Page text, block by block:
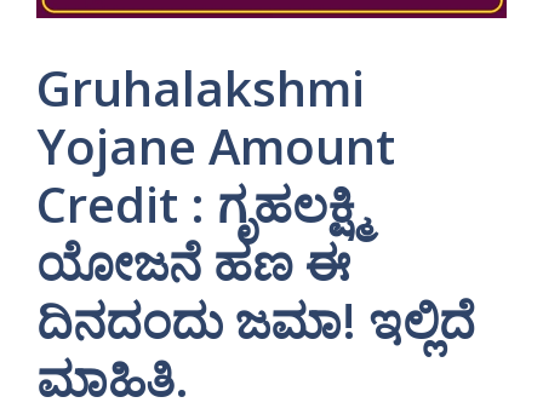
Gruhalakshmi
Yojane Amount
Credit : ಗೃಹಲಕ್ಷ್ಮಿ
ಯೋಜನೆ ಹಣ ಈ
ದಿನದಂದು ಜಮಾ! ಇಲ್ಲಿದೆ
ಮಾಹಿತಿ.